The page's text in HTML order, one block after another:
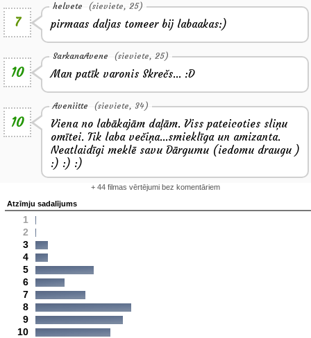
7
helvete (sieviete, 25)
pirmaas daljas tomeer bij labaakas:)
10
SarkanaAvene (sieviete, 25)
Man patīk varonis Skrečs... :D
10
Aveniitte (sieviete, 34)
Viena no labākajām daļām. Viss pateicoties sliņu
omītei. Tik laba večiņa...smieklīga un amizanta.
Neatlaidīgi meklē savu Dārgumu (iedomu draugu )
:) :) :)
+ 44 filmas vērtējumi bez komentāriem
Atzīmju sadalījums
1
2
3
4
5
6
7
8
9
10